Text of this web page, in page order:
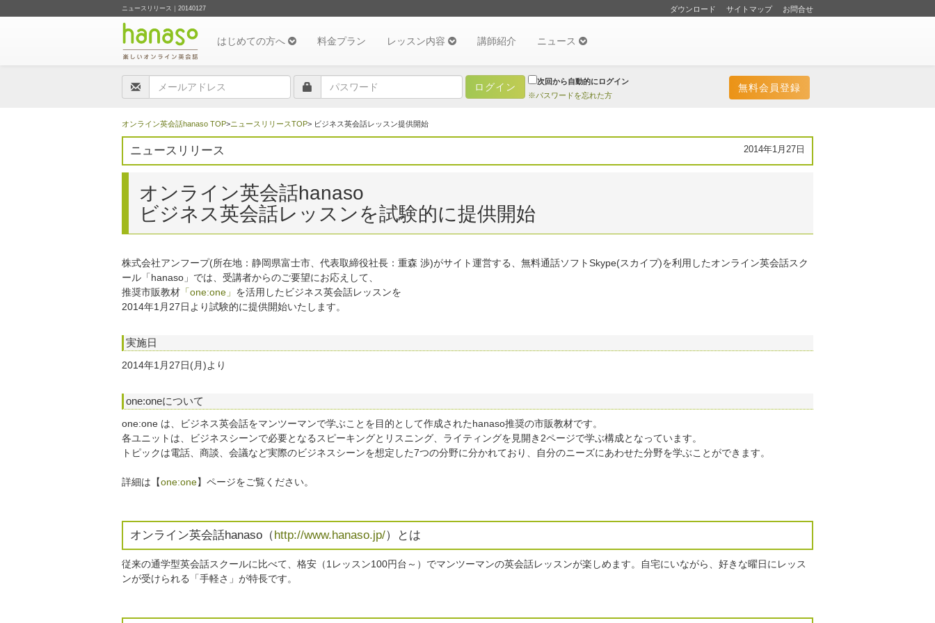
ニュースリリース｜20140127 ダウンロード サイトマップ お問合せ
はじめての方へ 料金プラン レッスン内容 講師紹介 ニュース
次回から自動的にログイン
※パスワードを忘れた方
無料会員登録
オンライン英会話hanaso TOP>ニュースリリースTOP> ビジネス英会話レッスン提供開始
ニュースリリース 2014年1月27日
オンライン英会話hanaso
ビジネス英会話レッスンを試験的に提供開始
株式会社アンフープ(所在地：静岡県富士市、代表取締役社長：重森 渉)がサイト運営する、無料通話ソフトSkype(スカイプ)を利用したオンライン英会話スク
ール「hanaso」では、受講者からのご要望にお応えして、
推奨市販教材 「one:one」 を活用したビジネス英会話レッスンを
2014年1月27日より試験的に提供開始いたします。
実施日
2014年1月27日(月)より
one:oneについて
one:one は、ビジネス英会話をマンツーマンで学ぶことを目的として作成されたhanaso推奨の市販教材です。
各ユニットは、ビジネスシーンで必要となるスピーキングとリスニング、ライティングを見開き2ページで学ぶ構成となっています。
トピックは電話、商談、会議など実際のビジネスシーンを想定した7つの分野に分かれており、自分のニーズにあわせた分野を学ぶことができます。
詳細は【one:one】ページをご覧ください。
オンライン英会話hanaso（http://www.hanaso.jp/）とは
従来の通学型英会話スクールに比べて、格安（1レッスン100円台～）でマンツーマンの英会話レッスンが楽しめます。自宅にいながら、好きな曜日にレッス
ンが受けられる「手軽さ」が特長です。